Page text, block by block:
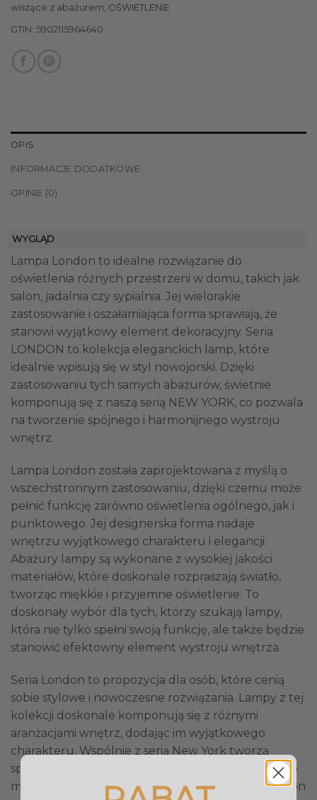
wiszące z abażurem, OŚWIETLENIE
GTIN: 5902115964640
OPIS
INFORMACJE DODATKOWE
OPINIE (0)
WYGLĄD
Lampa London to idealne rozwiązanie do
oświetlenia różnych przestrzeni w domu, takich jak
salon, jadalnia czy sypialnia. Jej wielorakie
zastosowanie i oszałamiająca forma sprawiają, że
stanowi wyjątkowy element dekoracyjny. Seria
LONDON to kolekcja eleganckich lamp, które
idealnie wpisują się w styl nowojorski. Dzięki
zastosowaniu tych samych abażurów, świetnie
komponują się z naszą serią NEW YORK, co pozwala
na tworzenie spójnego i harmonijnego wystroju
wnętrz.
Lampa London została zaprojektowana z myślą o
wszechstronnym zastosowaniu, dzięki czemu może
pełnić funkcję zarówno oświetlenia ogólnego, jak i
punktowego. Jej designerska forma nadaje
wnętrzu wyjątkowego charakteru i elegancji.
Abażury lampy są wykonane z wysokiej jakości
materiałów, które doskonale rozpraszają światło,
tworząc miękkie i przyjemne oświetlenie. To
doskonały wybór dla tych, którzy szukają lampy,
która nie tylko spełni swoją funkcję, ale także będzie
stanowić efektowny element wystroju wnętrza.
Seria London to propozycja dla osób, które cenią
sobie stylowe i nowoczesne rozwiązania. Lampy z tej
kolekcji doskonale komponują się z różnymi
aranżacjami wnętrz, dodając im wyjątkowego
charakteru. Wspólnie z serią New York tworzą
spójną i harmonijną całość, która zachwyci każdego
miłośnika stylu nowojorskiego. Dzięki lampie London